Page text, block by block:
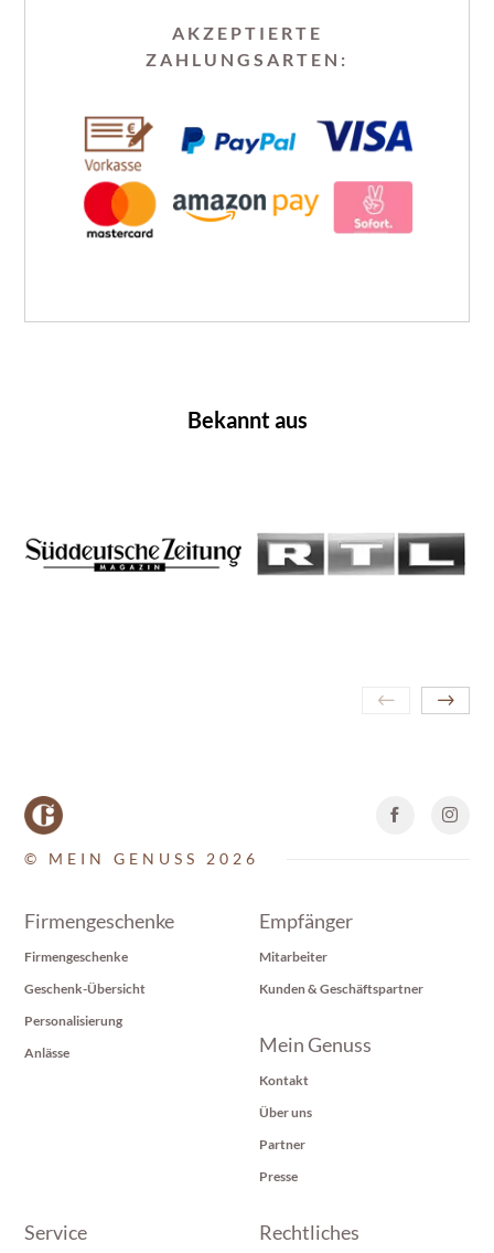
AKZEPTIERTE
ZAHLUNGSARTEN:
Bekannt aus
© MEIN GENUSS 2026
Firmengeschenke
Firmengeschenke
Geschenk-Übersicht
Personalisierung
Anlässe
Empfänger
Mitarbeiter
Kunden & Geschäftspartner
Mein Genuss
Kontakt
Über uns
Partner
Presse
Service Rechtliches